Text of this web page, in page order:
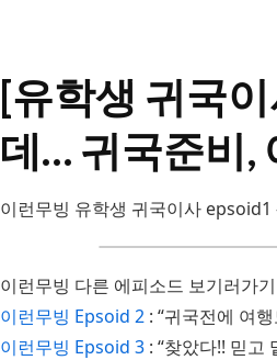
[유학생 귀국
데… 귀국준비,
이런무빙 유학생 귀국이사
이런무빙 다른 에피소드 보기러가기
이런무빙 Epsoid 2 : “귀국전에 여
이런무빙 Epsoid 3 : “찾았다!! 믿고